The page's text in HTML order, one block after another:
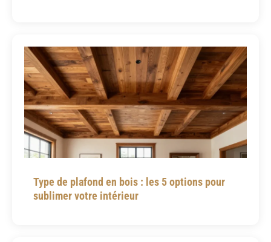
Type de plafond en bois : les 5 options pour
sublimer votre intérieur